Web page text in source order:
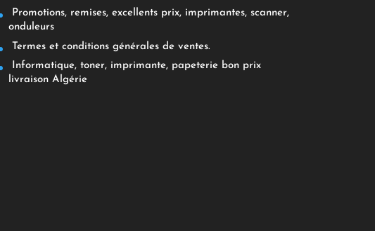
Promotions, remises, excellents prix, imprimantes, scanner,
onduleurs
Termes et conditions générales de ventes.
Informatique, toner, imprimante, papeterie bon prix
livraison Algérie